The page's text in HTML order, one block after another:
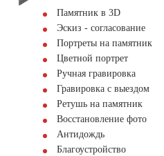
Памятник в 3D
Эскиз - согласование
Портреты на памятник
Цветной портрет
Ручная гравировка
Гравировка с выездом
Ретушь на памятник
Восстановление фото
Антидождь
Благоустройство